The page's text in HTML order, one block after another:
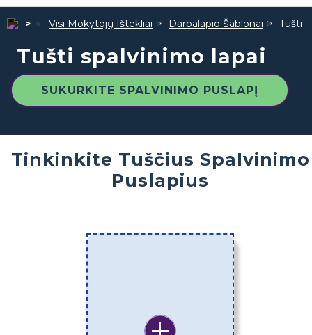
Visi Mokytojų Ištekliai Darbalapio Šablonai Tušti
Tušti spalvinimo lapai
SUKURKITE SPALVINIMO PUSLAPĮ
Tinkinkite Tuščius Spalvinimo
Puslapius